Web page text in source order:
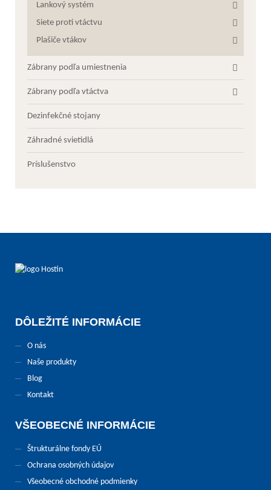
Lankový systém
Siete proti vtáctvu
Plašiče vtákov
Zábrany podľa umiestnenia
Zábrany podľa vtáctva
Dezinfekčné stojany
Záhradné svietidlá
Príslušenstvo
DÔLEŽITÉ INFORMÁCIE
O nás
Naše produkty
Blog
Kontakt
VŠEOBECNÉ INFORMÁCIE
Štrukturálne fondy EÚ
Ochrana osobných údajov
Všeobecné obchodné podmienky